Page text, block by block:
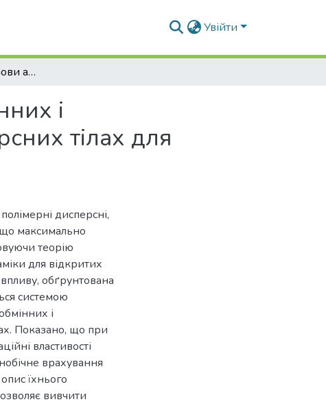
Увійти
Концептуальні основи аналізу тепломасообмінних і деформаційних процесів у полімерних дисперсних тілах для формування мікроклімату музеїв
і
тілах для
дисперсні,
максимально
теорію
для відкритих
обґрунтована
системою
і
Показано, що при
властивості
врахування
їхнього
вивчити